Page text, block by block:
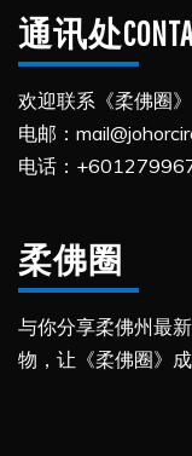
通讯处
欢迎联系《柔佛圈》
电邮：
电话：
柔佛圈
与你分享柔佛州最
物，让《柔佛圈》